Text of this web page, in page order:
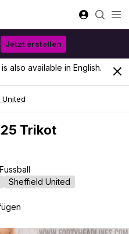
Jetzt erstellen
also available in English.
Trikot
Sheffield United